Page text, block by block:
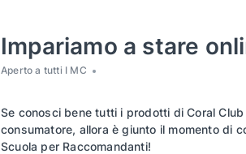
Impariamo a stare
Aperto a tutti I MC
Se conosci bene tutti i prodotti di Coral
consumatore, allora è giunto il momento di
Scuola per Raccomandanti!